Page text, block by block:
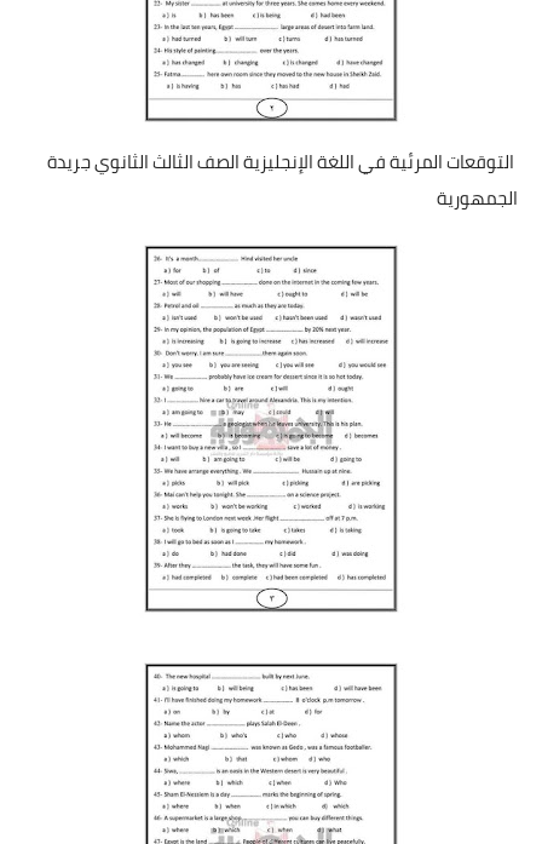
التوقعات المرئية في اللغة الإنجليزية الصف الثالث الثانوي جريدة
الجمهورية